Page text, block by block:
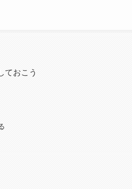
ておこう